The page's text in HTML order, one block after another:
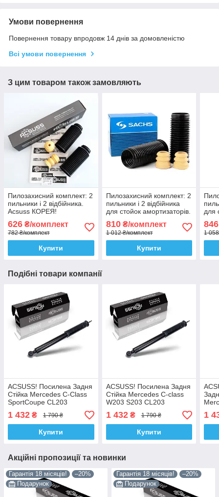
Умови повернення
Повернення товару впродовж 14 днів за домовленістю
Всі умови повернення
З цим товаром також замовляють
Пилозахисний комплект: 2
пильники і 2 відбійника.
Acsuss КОРЕЯ!
626 ₴/комплект
782 ₴/комплект
Купити
Пилозахисний комплект: 2
пильники і 2 відбійника
для стойок амортизаторів.
810₴/комплект
1 012 ₴/комплект
Купити
для
846
1
Подібні товари компанії
ACSUSS! Посилена Задня
Стійка Mercedes C-Class
SportCoupe CL203
Мерседес CL203 (2001-
11). 317268 , 553306
Корея!
1 432 ₴ 1 790 ₴
Купити
ACSUSS! Посилена Задня
Стійка Mercedes C-class
W203 S203 CL203
Мерседес (2000-). 317268
, 553306 Корея!
1 432₴ 1 790 ₴
Купити
1
Акційні пропозиції та новинки
Гарантія 18 місяців!
–20%
Подарунок
Гарантія 18 місяців!
–20%
Подарунок